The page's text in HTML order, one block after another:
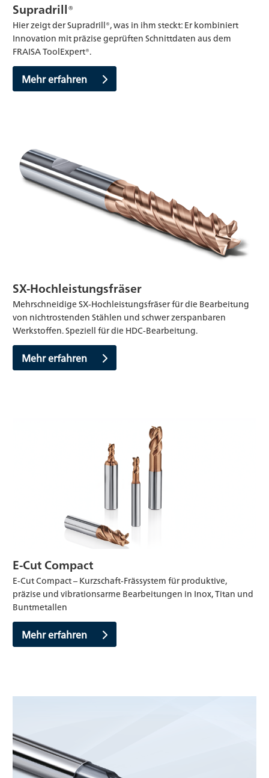
Supradrill®
Hier zeigt der Supradrill®, was in ihm steckt: Er kombiniert
Innovation mit präzise geprüften Schnittdaten aus dem
FRAISA ToolExpert®.
Mehr erfahren
SX-Hochleistungsfräser
Mehrschneidige SX-Hochleistungsfräser für die Bearbeitung
von nichtrostenden Stählen und schwer zerspanbaren
Werkstoffen. Speziell für die HDC-Bearbeitung.
Mehr erfahren
E-Cut Compact
E-Cut Compact – Kurzschaft-Frässystem für produktive,
präzise und vibrationsarme Bearbeitungen in Inox, Titan und
Buntmetallen
Mehr erfahren